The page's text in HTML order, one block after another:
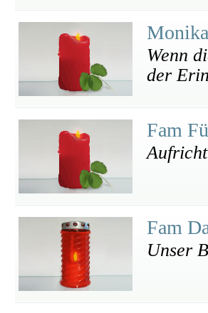
Wenn
der
Fam
Fam
Unser